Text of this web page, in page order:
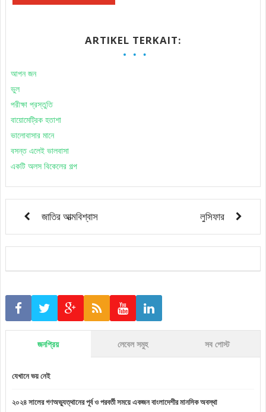
ARTIKEL TERKAIT:
আপন জন
ভুল
পরীক্ষা প্রস্তুতি
বায়োমেট্রিক হতাশা
ভালোবাসার মানে
বসন্ত এলেই ভালবাসা
একটি অলস বিকেলের গল্প
জাতির আত্মবিশ্বাস লুসিফার
জনপ্রিয় লেবেল সমুহ সব পোস্ট
যেখানে ভয় নেই
২০২৪ সালের গণঅভ্যুত্থানের পূর্ব ও পরবর্তী সময়ে একজন বাংলাদেশীর মানসিক অবস্থা